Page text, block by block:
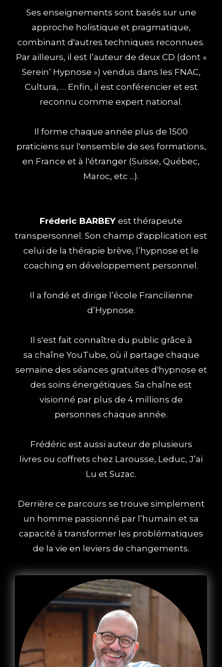
Ses enseignements sont basés sur une
approche holistique et pragmatique,
combinant d'autres techniques reconnues.
Par ailleurs, il est l’auteur de deux CD (dont «
Serein’ Hypnose ») vendus dans les FNAC,
Cultura, … Enfin, il est conférencier et est
reconnu comme expert national.
Il forme chaque année plus de 1500
praticiens sur l'ensemble de ses formations,
en France et à l'étranger (Suisse, Québec,
Maroc, etc ...).
Fréderic BARBEY est thérapeute
transpersonnel. Son champ d'application est
celui de la thérapie brève, l’hypnose et le
coaching en développement personnel.
Il a fondé et dirige l’école Francilienne
d’Hypnose.
Il s'est fait connaître du public grâce à
sa chaîne YouTube, où il partage chaque
semaine des séances gratuites d'hypnose et
des soins énergétiques. Sa chaîne est
visionné par plus de 4 millions de
personnes chaque année.
Frédéric est aussi auteur de plusieurs
livres ou coffrets chez Larousse, Leduc, J’ai
Lu et Suzac.
Derrière ce parcours se trouve simplement
un homme passionné par l’humain et sa
capacité à transformer les problématiques
de la vie en leviers de changements.